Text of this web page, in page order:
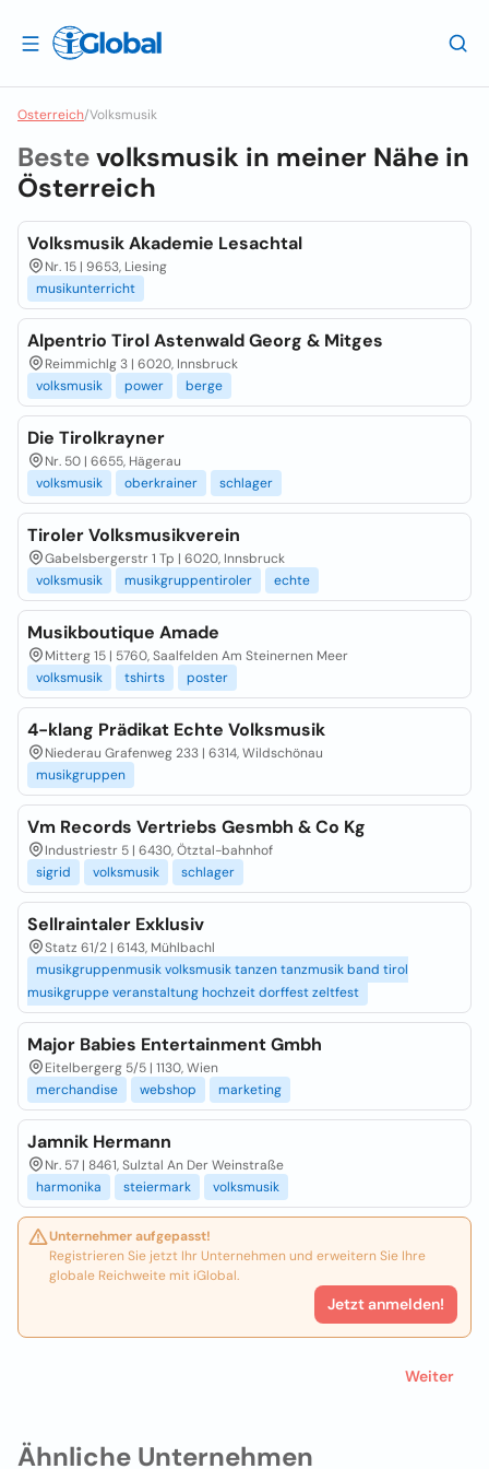
Osterreich/Volksmusik
Ähnliche Unternehmen
Bestevolksmusik in meiner Nähe in
Österreich
Volksmusik Akademie Lesachtal
Nr. 15 | 9653, Liesing
musikunterricht
Alpentrio Tirol Astenwald Georg & Mitges
Reimmichlg 3 | 6020, Innsbruck
volksmusik
power berge
Die Tirolkrayner
Nr. 50 | 6655, Hägerau
volksmusik
oberkrainer schlager
Tiroler Volksmusikverein
Gabelsbergerstr 1 Tp | 6020, Innsbruck
volksmusik
musikgruppentiroler echte
Musikboutique Amade
Mitterg 15 | 5760, Saalfelden Am Steinernen Meer
volksmusik
tshirts poster
4-klang Prädikat Echte Volksmusik
Niederau Grafenweg 233 | 6314, Wildschönau
musikgruppen
Vm Records Vertriebs Gesmbh & Co Kg
Industriestr 5 | 6430, Ötztal-bahnhof
sigrid
volksmusik schlager
Sellraintaler Exklusiv
Statz 61/2 | 6143, Mühlbachl
musikgruppenmusik volksmusik tanzen tanzmusik band tirol
musikgruppe veranstaltung hochzeit dorffest zeltfest
Major Babies Entertainment Gmbh
Eitelbergerg 5/5 | 1130, Wien
merchandise
webshop marketing
Jamnik Hermann
Nr. 57 | 8461, Sulztal An Der Weinstraße
harmonika
steiermark volksmusik
Unternehmer aufgepasst!
Registrieren Sie jetzt Ihr Unternehmen und erweitern Sie Ihre
globale Reichweite mit iGlobal.
Jetzt anmelden!
Weiter